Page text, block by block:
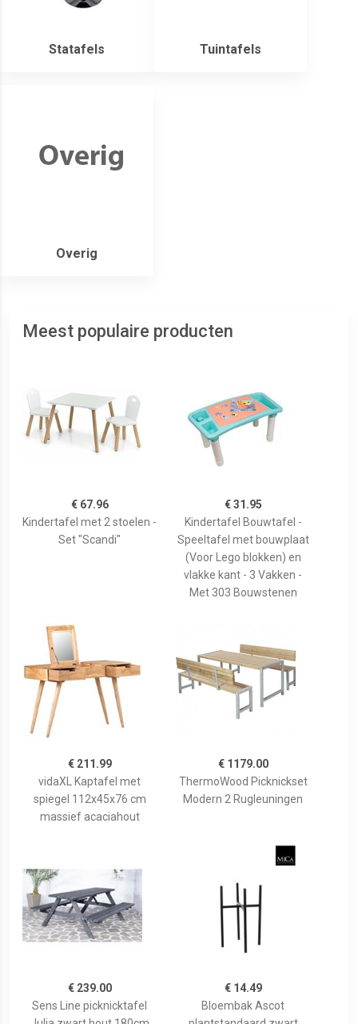
Statafels Tuintafels
Overig
Meest populaire producten
€ 67.96
Kindertafel met 2 stoelen -
Set "Scandi"
€ 31.95
Kindertafel Bouwtafel -
Speeltafel met bouwplaat
(Voor Lego blokken) en
vlakke kant - 3 Vakken -
Met 303 Bouwstenen
€ 211.99
vidaXL Kaptafel met
spiegel 112x45x76 cm
massief acaciahout
€ 1179.00
ThermoWood Picknickset
Modern 2 Rugleuningen
€ 239.00
Sens Line picknicktafel
€ 14.49
Bloembak Ascot